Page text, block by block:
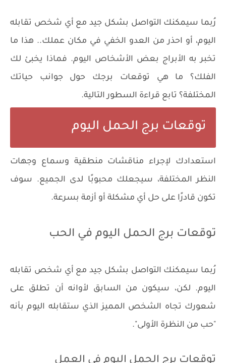
رُبما سيمكنك التواصل بشكل جيد مع أي شخص تقابله
اليوم، أو احذر من العدو الخفي في مكان عملك.. هذا ما
تخبر به الأبراج بعض الأشخاص اليوم. فماذا يخبئ لك
الفلك؟ ما هي توقعات برجك حول جوانب حياتك
المختلفة؟ تابع قراءة السطور التالية.
توقعات برج الحمل اليوم
استعدادك لإجراء مناقشات منطقية وسماع وجهات
النظر المختلفة، سيجعلك محبوبًا لدى الجميع. سوف
تكون قادرًا على حل أي مشكلة أو أزمة بسرعة.
توقعات برج الحمل اليوم في الحب
رُبما سيمكنك التواصل بشكل جيد مع أي شخص تقابله
اليوم. لكن، سيكون من السابق لأوانه أن تطلق على
شعورك تجاه الشخص المميز الذي ستقابله اليوم بأنه
"حب من النظرة الأولى".
توقعات برج الحمل اليوم في العمل